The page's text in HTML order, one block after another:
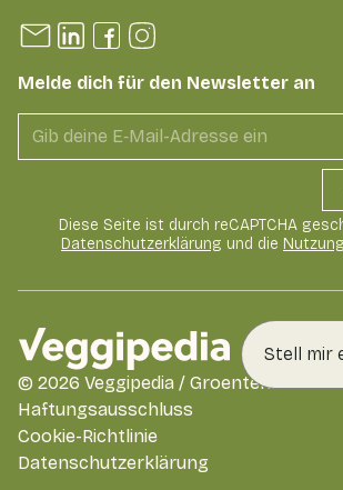
Stell mir
Melde dich für den Newsletter an
Diese Seite ist durch reCAPTCHA
Datenschutzerklärung und die
Haftungsausschluss
Cookie-Richtlinie
Datenschutzerklärung
© 2026 Veggipedia / GroentenFruit